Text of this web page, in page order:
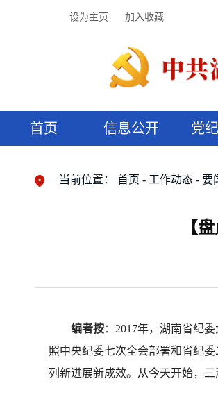
设为主页 加入收藏
首页 信息公开 党
当前位置： 首页 工作动态 要
【
编者按：2017年，湖南省纪
照中央纪委七次全会部署和省纪
列新进展新成效。从今天开始，